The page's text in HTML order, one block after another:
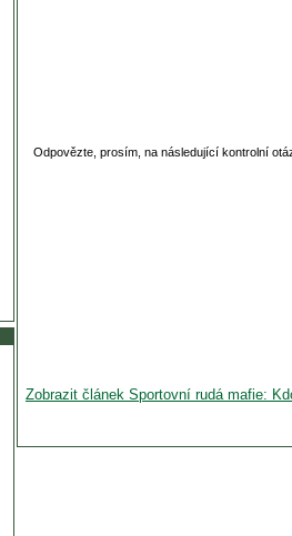
Odpovězte, prosím, na následující kontrolní
Zobrazit článek Sportovní rudá mafie: